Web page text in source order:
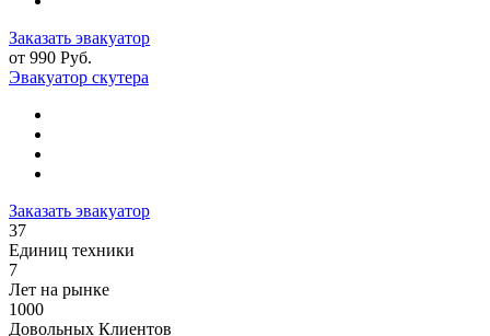
Заказать эвакуатор
от 990 Руб.
Эвакуатор скутера
Заказать эвакуатор
37
Единиц техники
7
Лет на рынке
1000
Довольных Клиентов